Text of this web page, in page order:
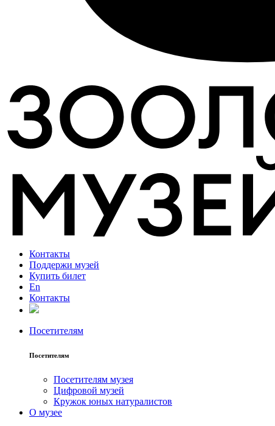
Контакты
Поддержи музей
Купить билет
En
Контакты
Посетителям
Посетителям
Посетителям музея
Цифровой музей
Кружок юных натуралистов
О музее